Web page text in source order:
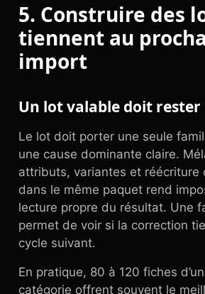
5. Construire des
tiennent au
import
Un lot valable doit
Le lot doit porter une seule
une cause dominante claire.
attributs, variantes et réécriture
dans le même paquet rend
lecture propre du résultat. Une
permet de voir si la correction
cycle suivant.
En pratique, 80 à 120 fiches
catégorie offrent souvent le